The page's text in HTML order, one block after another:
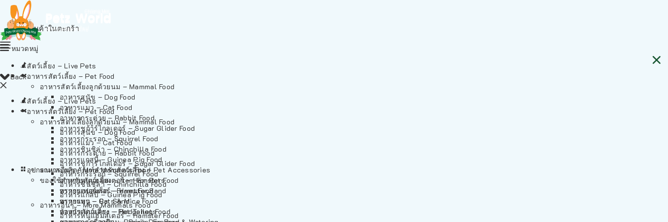
ไม่มีสินค้าในตะกร้า
Back
สัตว์เลี้ยง – Live Pets
อาหารสัตว์เลี้ยง – Pet Food
อาหารสัตว์เลี้ยงลูกด้วยนม – Mammal Food
อาหารสุนัข – Dog Food
อาหารแมว – Cat Food
อาหารกระต่าย – Rabbit Food
อาหารชูก้าร์ไกลเดอร์ – Sugar Glider Food
อาหารกระรอก – Squirrel Food
อาหารชินชิล่า – Chinchilla Food
อาหารแกสบี้ – Guinea Pig Food
อาหารอื่นๆ – More Mammals Food
อาหารหนูแฮมสเตอร์ – Hamster Food
หมวดหมู่
สัตว์เลี้ยง – Live Pets
อาหารสัตว์เลี้ยง – Pet Food
อาหารสัตว์เลี้ยงลูกด้วยนม – Mammal Food
อาหารสุนัข – Dog Food
อาหารแมว – Cat Food
อาหารกระต่าย – Rabbit Food
อาหารชูก้าร์ไกลเดอร์ – Sugar Glider Food
อาหารกระรอก – Squirrel Food
อาหารชินชิล่า – Chinchilla Food
อาหารแกสบี้ – Guinea Pig Food
อาหารอื่นๆ – More Mammals Food
อาหารหนูแฮมสเตอร์ – Hamster Food
อาหารเฟอร์เร็ต – Ferret Food
อาหารหนู – Rats & Mice Food
อาหารเม่นแคระ – Hedgehog Food
อุปกรณและผลิตภัณฑ์สำหรับสัตว์เลี้ยง – Pet Accessories
ของใช้สำหรับสัตว์เลี้ยง – Item For Pets
ทรายแฮมสเตอร์ – Hamster Sand
ทรายแมว – Cat Sand
ห้องน้ำสัตว์เลี้ยง – Pet Toilets